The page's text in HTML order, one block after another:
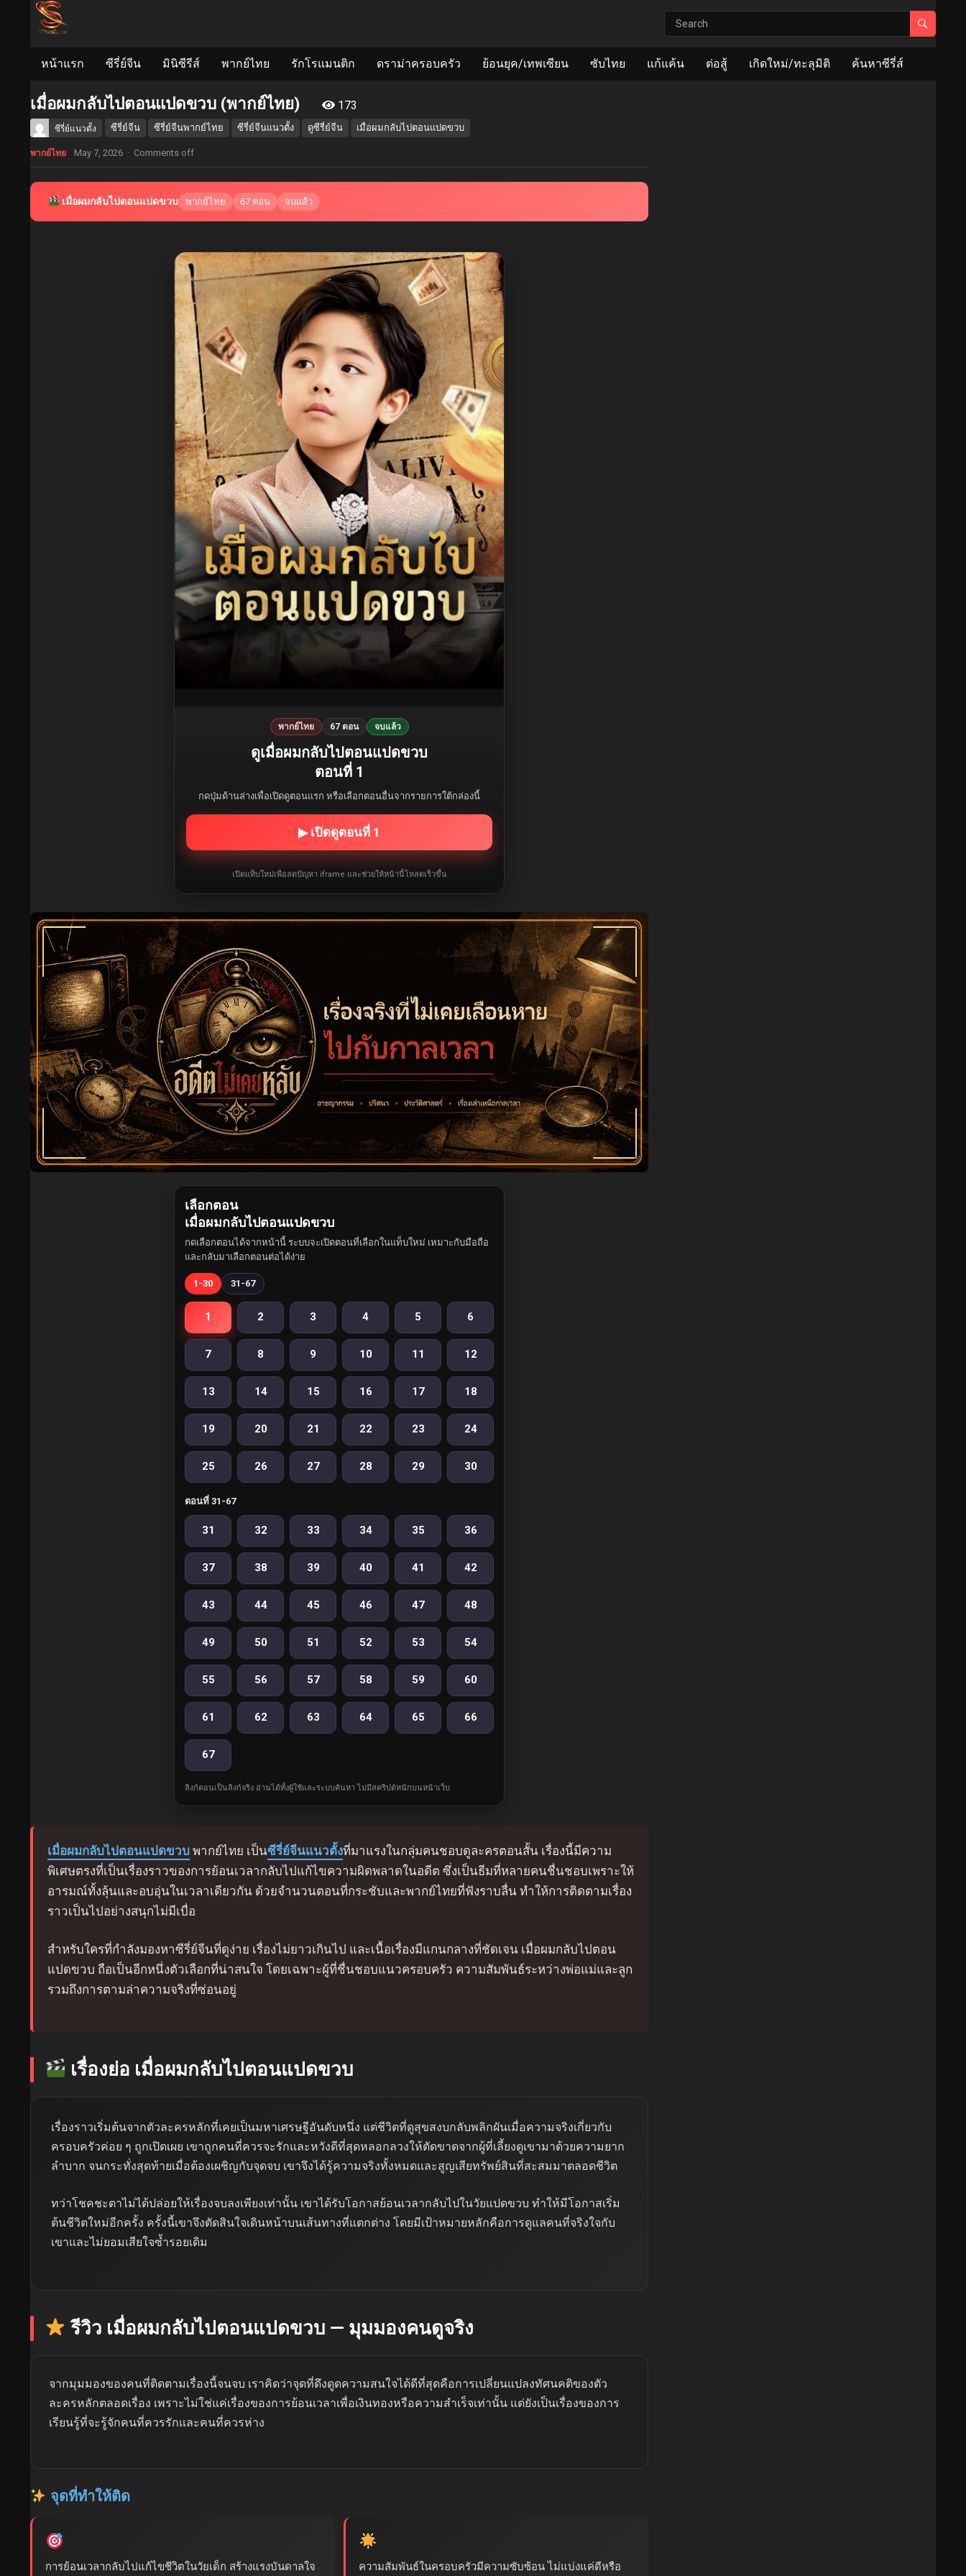
หน้าแรก ซีรี่ย์จีน มินิซีรีส์ พากย์ไทย รักโรแมนติก ดราม่าครอบครัว ย้อนยุค/เทพเซียน ซับไทย แก้แค้น ต่อสู้ เกิดใหม่/ทะลุมิติ ค้นหาซีรี่ส์
เมื่อผมกลับไปตอนแปดขวบ (พากย์ไทย) 173
ซีรี่ย์แนวตั้ง ซีรี่ย์จีน ซีรี่ย์จีนพากย์ไทย ซีรี่ย์จีนแนวตั้ง ดูซีรี่ย์จีน เมื่อผมกลับไปตอนแปดขวบ
พากย์ไทย May 7, 2026 · Comments off
เมื่อผมกลับไปตอนแปดขวบ พากย์ไทย 67 ตอน จบแล้ว
พากย์ไทย 67 ตอน จบแล้ว
ดูเมื่อผมกลับไปตอนแปดขวบ
ตอนที่ 1
กดปุ่มด้านล่างเพื่อเปิดดูตอนแรก หรือเลือกตอนอื่นจากรายการใต้กล่องนี้
▶ เปิดดูตอนที่ 1
เปิดแท็บใหม่เพื่อลดปัญหา iframe และช่วยให้หน้านี้โหลดเร็วขึ้น
เลือกตอน
เมื่อผมกลับไปตอนแปดขวบ
กดเลือกตอนได้จากหน้านี้ ระบบจะเปิดตอนที่เลือกในแท็บใหม่ เหมาะกับมือถือ
และกลับมาเลือกตอนต่อได้ง่าย
1-30 31-67
1 2 3 4 5 6
7 8 9 10 11 12
13 14 15 16 17 18
19 20 21 22 23 24
25 26 27 28 29 30
ตอนที่ 31-67
31 32 33 34 35 36
37 38 39 40 41 42
43 44 45 46 47 48
49 50 51 52 53 54
55 56 57 58 59 60
61 62 63 64 65 66
67
ลิงก์ตอนเป็นลิงก์จริง อ่านได้ทั้งผู้ใช้และระบบค้นหา ไม่มีสคริปต์หนักบนหน้าเว็บ
เมื่อผมกลับไปตอนแปดขวบ พากย์ไทย เป็นซีรี่ย์จีนแนวตั้งที่มาแรงในกลุ่มคนชอบดูละครตอนสั้น เรื่องนี้มีความ
พิเศษตรงที่เป็นเรื่องราวของการย้อนเวลากลับไปแก้ไขความผิดพลาดในอดีต ซึ่งเป็นธีมที่หลายคนชื่นชอบเพราะให้
อารมณ์ทั้งลุ้นและอบอุ่นในเวลาเดียวกัน ด้วยจำนวนตอนที่กระชับและพากย์ไทยที่ฟังราบลื่น ทำให้การติดตามเรื่อง
ราวเป็นไปอย่างสนุกไม่มีเบื่อ
สำหรับใครที่กำลังมองหาซีรี่ย์จีนที่ดูง่าย เรื่องไม่ยาวเกินไป และเนื้อเรื่องมีแกนกลางที่ชัดเจน เมื่อผมกลับไปตอน
แปดขวบ ถือเป็นอีกหนึ่งตัวเลือกที่น่าสนใจ โดยเฉพาะผู้ที่ชื่นชอบแนวครอบครัว ความสัมพันธ์ระหว่างพ่อแม่และลูก
รวมถึงการตามล่าความจริงที่ซ่อนอยู่
เรื่องย่อ เมื่อผมกลับไปตอนแปดขวบ
เรื่องราวเริ่มต้นจากตัวละครหลักที่เคยเป็นมหาเศรษฐีอันดับหนึ่ง แต่ชีวิตที่ดูสุขสงบกลับพลิกผันเมื่อความจริงเกี่ยวกับ
ครอบครัวค่อย ๆ ถูกเปิดเผย เขาถูกคนที่ควรจะรักและหวังดีที่สุดหลอกลวงให้ตัดขาดจากผู้ที่เลี้ยงดูเขามาด้วยความยาก
ลำบาก จนกระทั่งสุดท้ายเมื่อต้องเผชิญกับจุดจบ เขาจึงได้รู้ความจริงทั้งหมดและสูญเสียทรัพย์สินที่สะสมมาตลอดชีวิต
ทว่าโชคชะตาไม่ได้ปล่อยให้เรื่องจบลงเพียงเท่านั้น เขาได้รับโอกาสย้อนเวลากลับไปในวัยแปดขวบ ทำให้มีโอกาสเริ่ม
ต้นชีวิตใหม่อีกครั้ง ครั้งนี้เขาจึงตัดสินใจเดินหน้าบนเส้นทางที่แตกต่าง โดยมีเป้าหมายหลักคือการดูแลคนที่จริงใจกับ
เขาและไม่ยอมเสียใจซ้ำรอยเดิม
รีวิว เมื่อผมกลับไปตอนแปดขวบ — มุมมองคนดูจริง
จากมุมมองของคนที่ติดตามเรื่องนี้จนจบ เราคิดว่าจุดที่ดึงดูดความสนใจได้ดีที่สุดคือการเปลี่ยนแปลงทัศนคติของตัว
ละครหลักตลอดเรื่อง เพราะไม่ใช่แค่เรื่องของการย้อนเวลาเพื่อเงินทองหรือความสำเร็จเท่านั้น แต่ยังเป็นเรื่องของการ
เรียนรู้ที่จะรู้จักคนที่ควรรักและคนที่ควรห่าง
จุดที่ทำให้ติด
การย้อนเวลากลับไปแก้ไขชีวิตในวัยเด็ก สร้างแรงบันดาลใจ ความสัมพันธ์ในครอบครัวมีความซับซ้อน ไม่แบ่งแค่ดีหรือ